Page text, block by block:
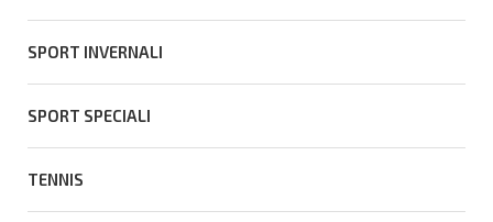
SPORT INVERNALI
SPORT SPECIALI
TENNIS